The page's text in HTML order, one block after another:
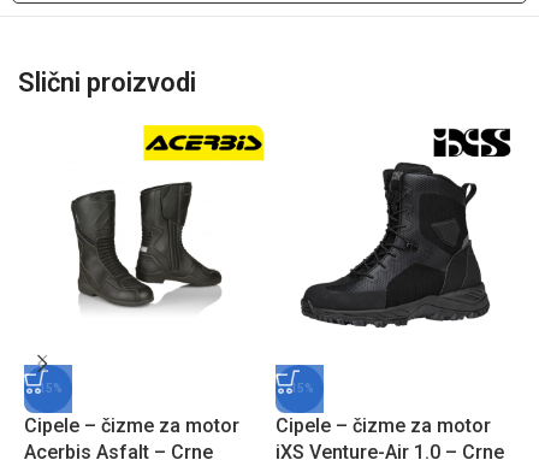
Slični proizvodi
-15%
Cipele – čizme za motor
Acerbis Asfalt – Crne
-15%
Cipele – čizme za motor
iXS Venture-Air 1.0 – Crne